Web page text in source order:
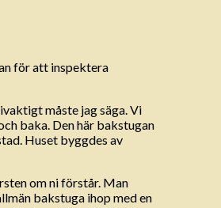
för att inspektera
måste jag säga. Vi
baka. Den här bakstugan
Huset byggdes av
om ni förstår. Man
bakstuga ihop med en